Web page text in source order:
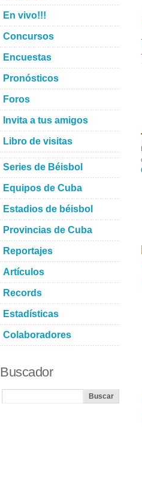
En vivo!!!
Concursos
Encuestas
Pronósticos
Foros
Invita a tus amigos
Libro de visitas
Series de Béisbol
Equipos de Cuba
Estadios de béisbol
Provincias de Cuba
Reportajes
Artículos
Records
Estadísticas
Colaboradores
Buscador